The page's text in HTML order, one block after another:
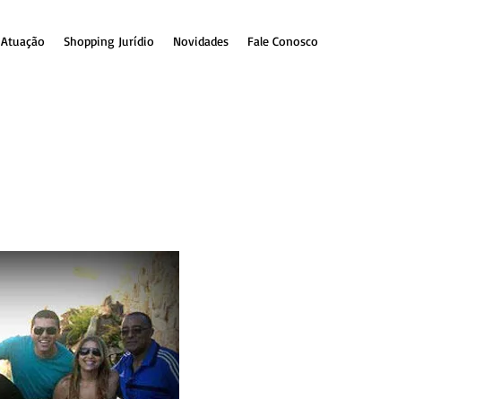
Atuação Shopping Jurídio Novidades Fale Conosco